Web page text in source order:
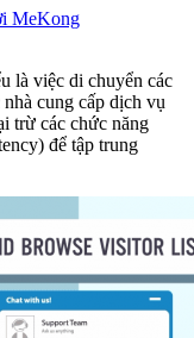
MeKong
là việc di chuyển các
cung cấp dịch vụ
trừ các chức năng
để tập trung